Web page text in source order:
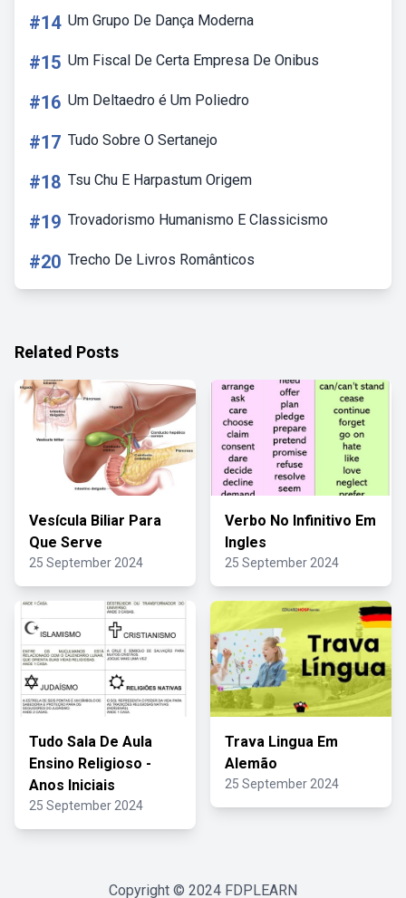
#14 Um Grupo De Dança Moderna
#15 Um Fiscal De Certa Empresa De Onibus
#16 Um Deltaedro é Um Poliedro
#17 Tudo Sobre O Sertanejo
#18 Tsu Chu E Harpastum Origem
#19 Trovadorismo Humanismo E Classicismo
#20 Trecho De Livros Românticos
Related Posts
Vesícula Biliar Para
Que Serve
25 September 2024
Verbo No Infinitivo Em
Ingles
25 September 2024
Tudo Sala De Aula
Ensino Religioso -
Anos Iniciais
25 September 2024
Trava Lingua Em
Alemão
25 September 2024
Copyright © 2024 FDPLEARN